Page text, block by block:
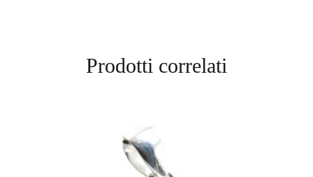
Prodotti correlati